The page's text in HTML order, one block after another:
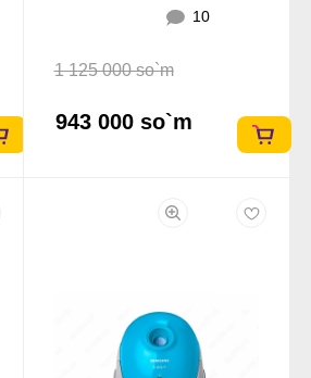
10
1 125 000 so`m
943 000 so`m